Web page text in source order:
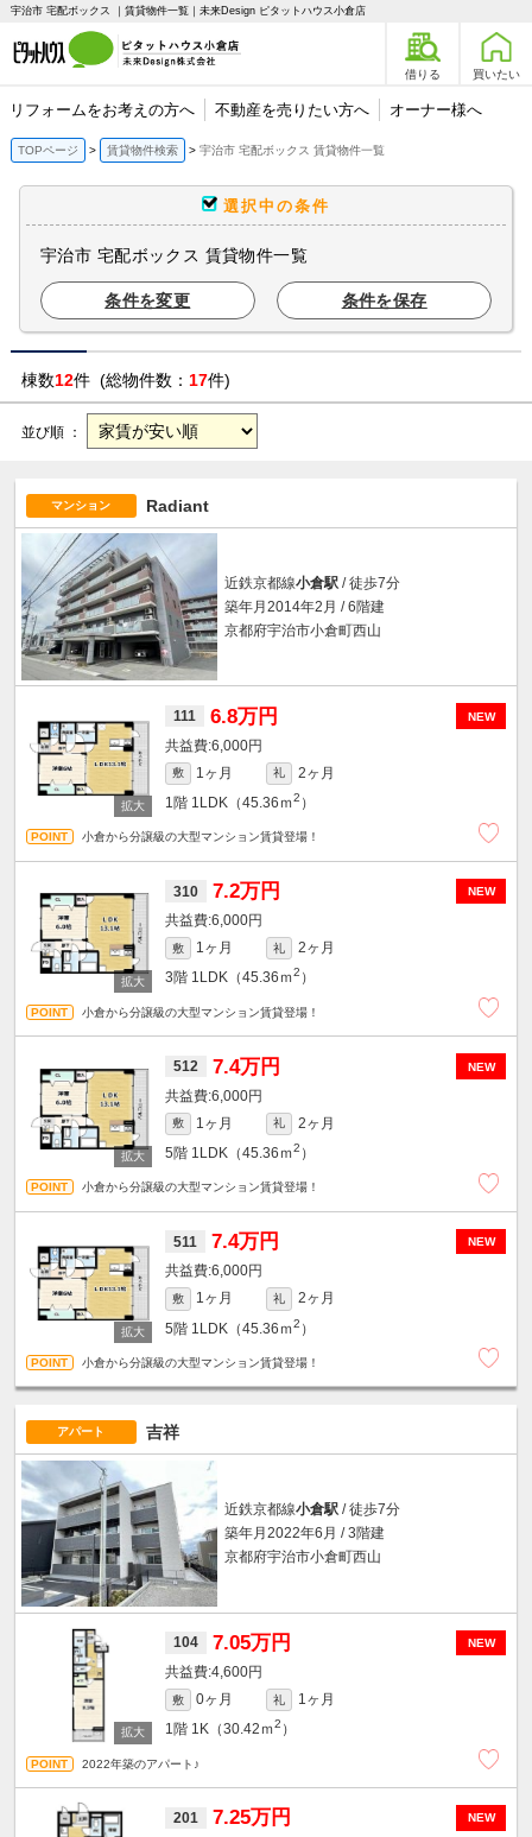
宇治市 宅配ボックス ｜賃貸物件一覧｜未来Design ピタットハウス小倉店
借りる 買いたい
リフォームをお考えの方へ 不動産を売りたい方へ オーナー様へ
TOPページ 賃貸物件検索 宇治市 宅配ボックス 賃貸物件一覧
選択中の条件
宇治市 宅配ボックス 賃貸物件一覧
条件を変更 条件を保存
棟数12件 (総物件数： 17件)
並び順 ：
マンション Radiant
近鉄京都線小倉駅/ 徒歩7分
築年月2014年2月 / 6階建
京都府宇治市小倉町西山
NEW
111 6.8万円
6,000円
敷 1ヶ月 礼
2ヶ月
1階 1LDK（45.36ｍ2 ）
小倉から分譲級の大型マンション賃貸登場！
NEW
310 7.2万円
6,000円
敷 1ヶ月 礼
2ヶ月
3階 1LDK（45.36ｍ2 ）
小倉から分譲級の大型マンション賃貸登場！
NEW
512 7.4万円
6,000円
敷 1ヶ月 礼
2ヶ月
5階 1LDK（45.36ｍ2 ）
小倉から分譲級の大型マンション賃貸登場！
NEW
511 7.4万円
6,000円
敷 1ヶ月 礼
2ヶ月
5階 1LDK（45.36ｍ2 ）
小倉から分譲級の大型マンション賃貸登場！
アパート 吉祥
近鉄京都線小倉駅/ 徒歩7分
築年月2022年6月 / 3階建
京都府宇治市小倉町西山
NEW
104 7.05万円
4,600円
敷 0ヶ月 礼
1ヶ月
1階 1K（30.42ｍ2 ）
2022年築のアパート♪
NEW
201 7.25万円